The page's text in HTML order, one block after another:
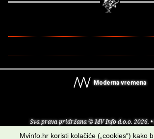
Moderna vremena
Sva prava pridržana © MV Info d.o.o. 2026.
Mvinfo.hr koristi kolačiće („cookies“) kako